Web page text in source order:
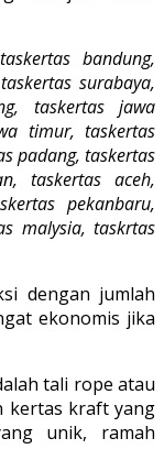
bandung,
surabaya,
taskertas jawa
timur, taskertas
padang, taskertas
taskertas aceh,
pekanbaru,
malysia, taskrtas
dengan jumlah
ekonomis jika
tali rope atau
kertas kraft yang
unik, ramah